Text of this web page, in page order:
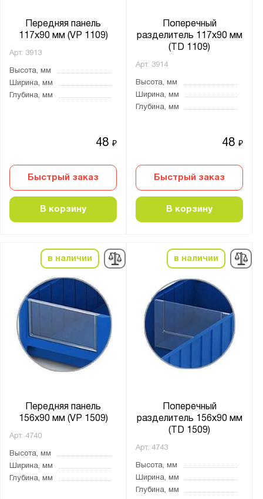
Передняя панель
117х90 мм (VP 1109)
Арт. 3913
Высота, мм
Ширина, мм
Глубина, мм
48₽
Быстрый заказ
В корзину
Поперечный
разделитель 117х90 мм
(TD 1109)
Арт. 3914
Высота, мм
Ширина, мм
Глубина, мм
48₽
Быстрый заказ
В корзину
в наличии
Передняя панель
156х90 мм (VP 1509)
Арт. 4740
Высота, мм
Ширина, мм
Глубина, мм
в наличии
Поперечный
разделитель 156х90 мм
(TD 1509)
Арт. 4743
Высота, мм
Ширина, мм
Глубина, мм
от до
Толщина:
Красный
Светло-серый (RAL 7035)
Антистатический:
Да
Полипропилен
Боковые стенки:
Дно:
Россия